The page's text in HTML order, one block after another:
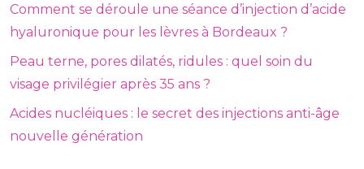
Comment se déroule une séance d’injection d’acide
hyaluronique pour les lèvres à Bordeaux ?
Peau terne, pores dilatés, ridules : quel soin du
visage privilégier après 35 ans ?
Acides nucléiques : le secret des injections anti-âge
nouvelle génération